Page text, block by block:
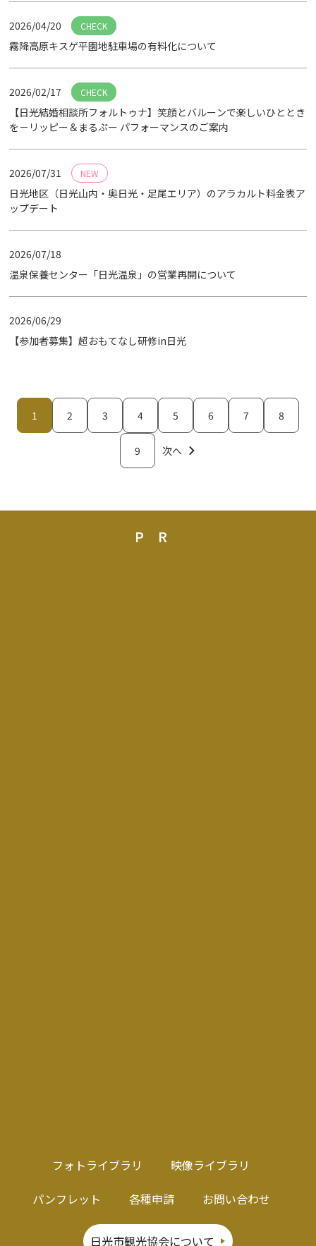
2026/04/20 CHECK
霧降高原キスゲ平園地駐車場の有料化について
2026/02/17 CHECK
【日光結婚相談所フォルトゥナ】笑顔とバルーンで楽しいひととき
を－リッピー＆まるぷー パフォーマンスのご案内
2026/07/31 NEW
日光地区（日光山内・奥日光・足尾エリア）のアラカルト料金表ア
ップデート
2026/07/18
温泉保養センター「日光温泉」の営業再開について
2026/06/29
【参加者募集】超おもてなし研修in日光
1 2 3 4 5 6 7 8
9 次へ
PR
フォトライブラリ
映像ライブラリ
パンフレット
各種申請 お問い合わせ
日光市観光協会について